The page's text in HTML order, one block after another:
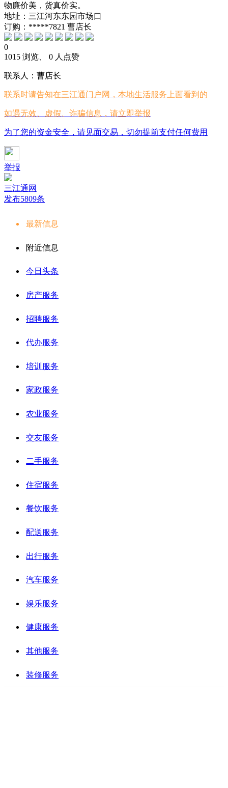
物廉价美，货真价实。
地址：三江河东东园市场口
订购：*****7821 曹店长
0
1015 浏览、 0 人点赞
联系人：曹店长
联系时请告知在三江通门户网，本地生活服务 上面看到的
如遇无效、虚假、诈骗信息，请立即举报
为了您的资金安全，请见面交易，切勿提前支付任何费用
举报
三江通网
发布5809条
最新信息
附近信息
今日头条
房产服务
招聘服务
代办服务
培训服务
家政服务
农业服务
交友服务
二手服务
住宿服务
餐饮服务
配送服务
出行服务
汽车服务
娱乐服务
健康服务
其他服务
装修服务